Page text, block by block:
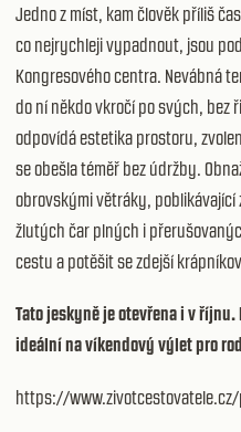
Jedno z míst, kam člověk příliš
co nejrychleji vypadnout, jsou
Kongresového centra. Nevábná
do ní někdo vkročí po svých, bez
odpovídá estetika prostoru,
se obešla téměř bez údržby.
obrovskými větráky,
žlutých čar plných i
cestu a potěšit se zdejší
Tato jeskyně je otevřena i v
ideální na víkendový výlet pro
https://